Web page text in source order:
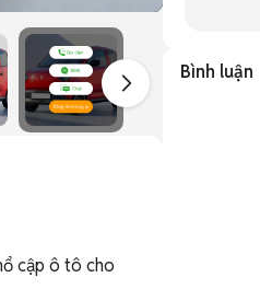
Bình luận
cập ô tô cho